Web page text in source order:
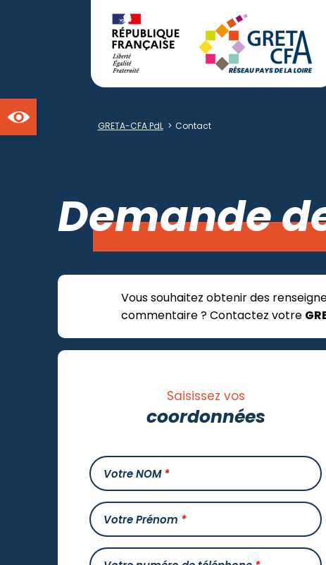
GRETA-CFA PdL > Contact
Demande
Vous souhaitez obtenir des
commentaire ? Contactez votre
Saisissez vos
coordonnées
Votre NOM*
Votre Prénom *
Ouvrir la barre d'outils